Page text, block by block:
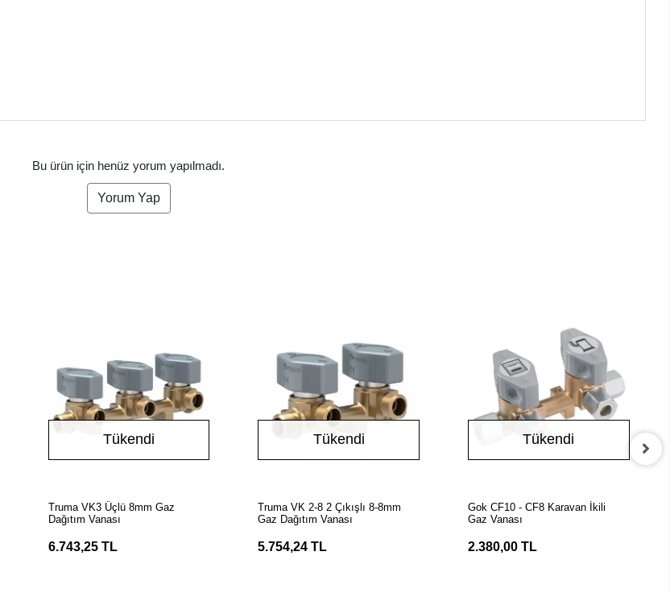
Bu ürün için henüz yorum yapılmadı.
Yorum Yap
Tükendi
Truma VK3 Üçlü 8mm Gaz
Dağıtım Vanası
6.743,25 TL
Tükendi
Truma VK 2-8 2 Çıkışlı 8-8mm
Gaz Dağıtım Vanası
5.754,24 TL
Tükendi
Gok CF10 - CF8 Karavan İkili
Gaz Vanası
2.380,00 TL